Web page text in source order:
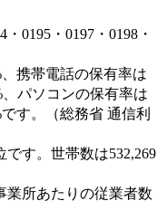
0195・0197・0198・
携帯電話の保有率は
パソコンの保有率は
す。（総務省 通信利
です。世帯数は532,269
業所あたりの従業者数